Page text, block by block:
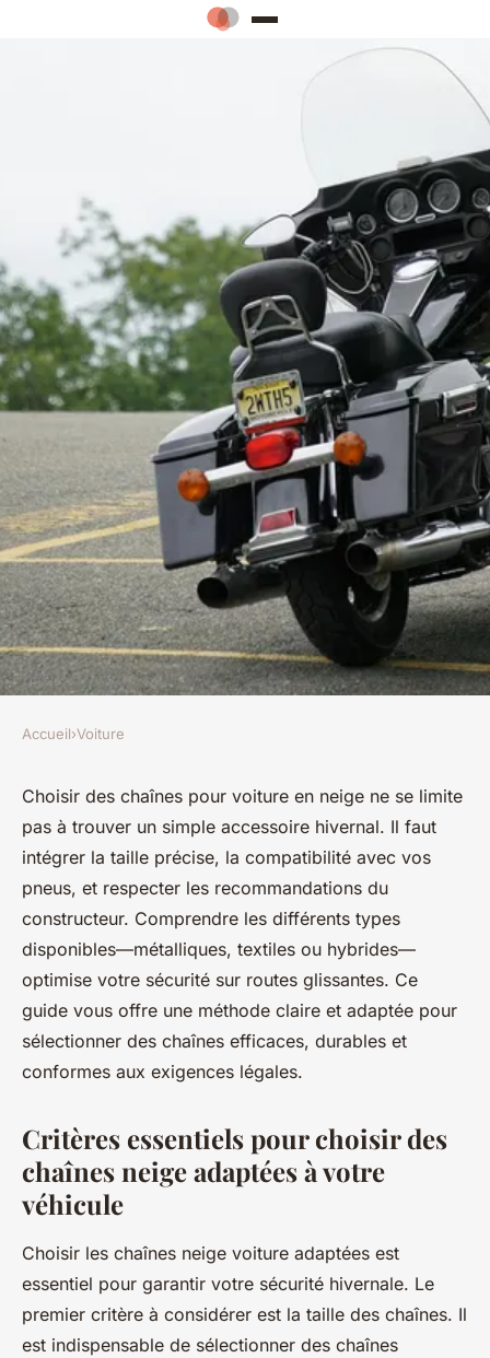
Top conseils pour sélectionner
des chaînes pour voiture en
neige
Martin•5 octobre 2025•7 min de lecture
Accueil›Voiture
Choisir des chaînes pour voiture en neige ne se limite
pas à trouver un simple accessoire hivernal. Il faut
intégrer la taille précise, la compatibilité avec vos
pneus, et respecter les recommandations du
constructeur. Comprendre les différents types
disponibles—métalliques, textiles ou hybrides—
optimise votre sécurité sur routes glissantes. Ce
guide vous offre une méthode claire et adaptée pour
sélectionner des chaînes efficaces, durables et
conformes aux exigences légales.
Critères essentiels pour choisir des
chaînes neige adaptées à votre
véhicule
Choisir les chaînes neige voiture adaptées est
essentiel pour garantir votre sécurité hivernale. Le
premier critère à considérer est la taille des chaînes. Il
est indispensable de sélectionner des chaînes